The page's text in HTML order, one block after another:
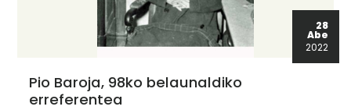
28
Abe
2022
Pio Baroja, 98ko belaunaldiko
erreferentea